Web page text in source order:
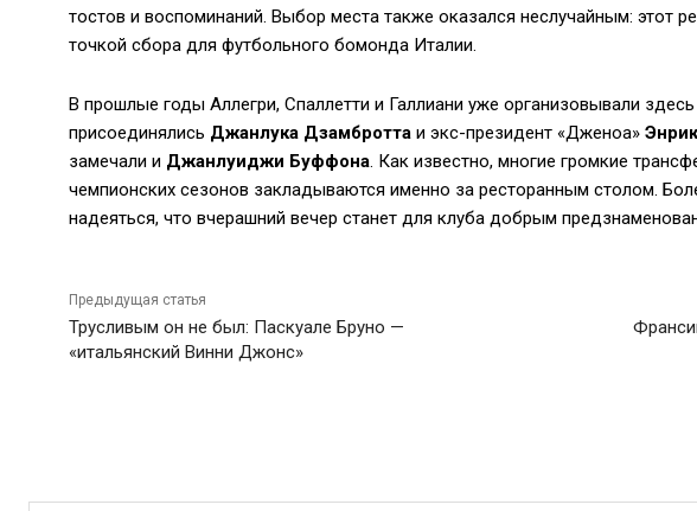
тостов и воспоминаний. Выбор места также оказался неслучайным: этот
точкой сбора для футбольного бомонда Италии.
В прошлые годы Аллегри, Спаллетти и Галлиани уже организовывали
присоединялись Джанлука Дзамбротта и экс-президент «Дженоа»
замечали и Джанлуиджи Буффона. Как известно, многие громкие
чемпионских сезонов закладываются именно за ресторанным столом.
надеяться, что вчерашний вечер станет для клуба добрым
Предыдущая статья
Трусливым он не был: Паскуале Бруно —
«итальянский Винни Джонс»